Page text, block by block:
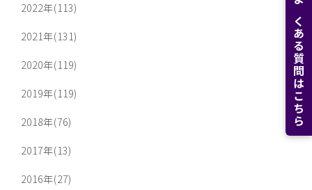
よくある質問はこちら
2022年(113)
2021年(131)
2020年(119)
2019年(119)
2018年(76)
2017年(13)
2016年(27)